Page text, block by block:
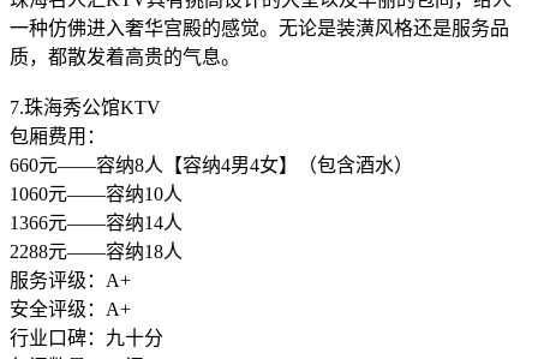
一种仿佛进入奢华宫殿的感觉。无论是装潢风格还是服务品
质，都散发着高贵的气息。
7.珠海秀公馆KTV
包厢费用：
660元——容纳8人【容纳4男4女】（包含酒水）
1060元——容纳10人
1366元——容纳14人
2288元——容纳18人
服务评级：A+
安全评级：A+
行业口碑：九十分